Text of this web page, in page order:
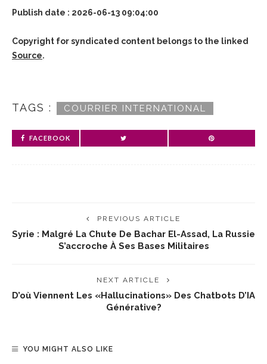
Publish date : 2026-06-13 09:04:00
Copyright for syndicated content belongs to the linked
Source.
TAGS : COURRIER INTERNATIONAL
FACEBOOK
PREVIOUS ARTICLE
Syrie : Malgré La Chute De Bachar El-Assad, La Russie
S’accroche À Ses Bases Militaires
NEXT ARTICLE
D’où Viennent Les «hallucinations» Des Chatbots D’IA
Générative?
YOU MIGHT ALSO LIKE